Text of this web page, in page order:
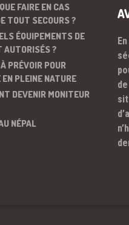
FAIRE EN CAS
TOUT SECOURS ?
ÉQUIPEMENTS DE
AUTORISÉS ?
PRÉVOIR POUR
PLEINE NATURE
DEVENIR MONITEUR
NÉPAL